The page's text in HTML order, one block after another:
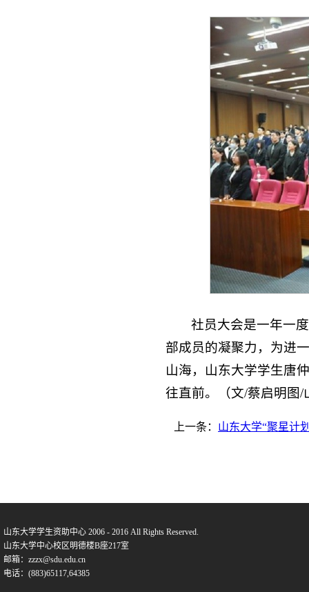
社员大会是一年一
部成员的凝聚力，为进
山海，山东大学学生唐
往直前。（文/蔡启明 图/
上一条： 山东大学“聚星计
山东大学学生资助中心 2006 - 2016 All Rights Reserved.
山东大学中心校区明德楼B座217室
邮箱：zzzx@sdu.edu.cn
电话：(883)65117,64385